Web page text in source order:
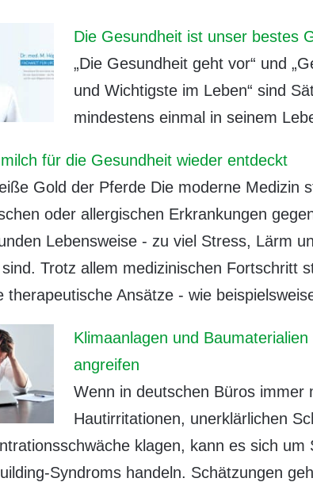
Die Gesundheit ist unser bestes
„Die Gesundheit geht vor“ und
und Wichtigste im Leben“ sind
mindestens einmal in seinem
für die Gesundheit wieder entdeckt
Gold der Pferde Die moderne Medizin
oder allergischen Erkrankungen
Lebensweise - zu viel Stress, Lärm
Trotz allem medizinischen Fortschritt
therapeutische Ansätze - wie
Klimaanlagen und
angreifen
Wenn in deutschen Büros immer
Hautirritationen, unerklärlichen
klagen, kann es sich
Syndroms handeln. Schätzungen